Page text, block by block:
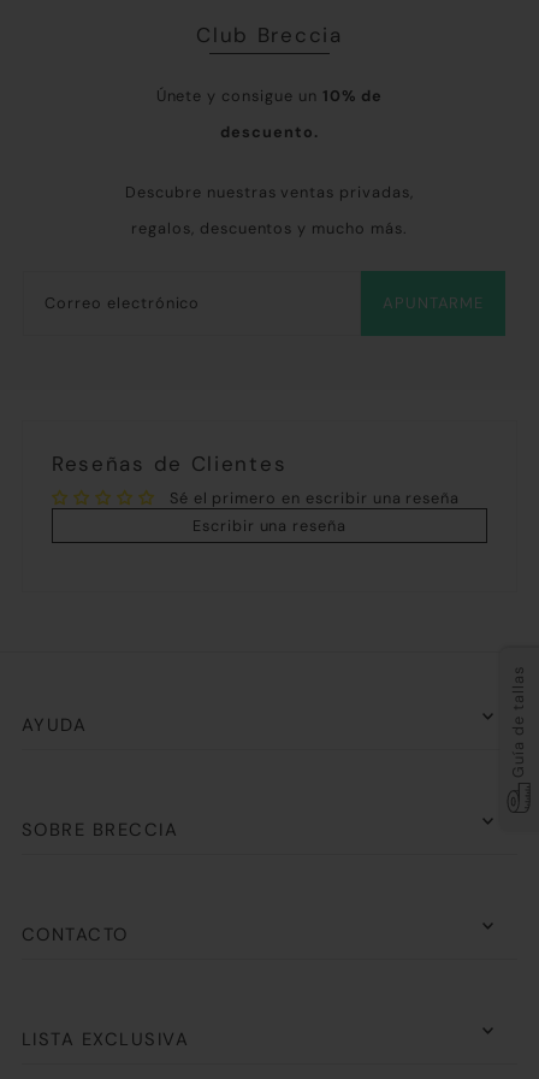
Club Breccia
Únete y consigue un 10% de
descuento.
Descubre nuestras ventas privadas,
regalos, descuentos y mucho más.
APUNTARME
Reseñas de Clientes
Sé el primero en escribir una reseña
Escribir una reseña
AYUDA
SOBRE BRECCIA
CONTACTO
LISTA EXCLUSIVA
Guía de tallas